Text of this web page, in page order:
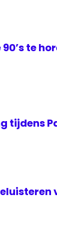
te
tijdens